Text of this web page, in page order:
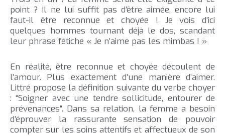
point ? Il ne lui suffit pas d’être aimée, encore lui
faut-il être reconnue et choyée ! Je vois d’ici
quelques hommes tournant déjà le dos, scandant
leur phrase fétiche « Je n’aime pas les mimbas ! »
En réalité, être reconnue et choyée découlent de
l’amour. Plus exactement d’une manière d’aimer.
Littré propose la définition suivante du verbe choyer
: “Soigner avec une tendre sollicitude, entourer de
prévenances”. Dans sa relation, la femme a besoin
d’éprouver la rassurante sensation de pouvoir
compter sur les soins attentifs et affectueux de son